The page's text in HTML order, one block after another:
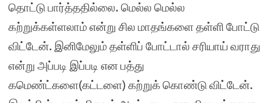
தொட்டு பார்த்ததில்லை. மெல்ல மெல்ல
கற்றுக்கள்ளலாம் என்று சில மாதங்களை தள்ளி போட்டு
விட்டேன். இனிமேலும் தள்ளிப் போட்டால் சரியாய் வராது
என்று அப்படி இப்படி என பத்து
கமெண்ட்களை(கட்டளை) கற்றுக் கொண்டு விட்டேன்.